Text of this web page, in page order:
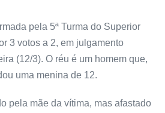
pela 5ª Turma do Superior
3 votos a 2, em julgamento
(12/3). O réu é um homem que,
uma menina de 12.
pela mãe da vítima, mas afastado